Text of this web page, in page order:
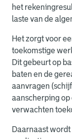
het
laste van de
Het zorgt voor
toekomstige
Dit gebeurt op
baten en de
aanvragen
aanscherping op
verwachten
Daarnaast